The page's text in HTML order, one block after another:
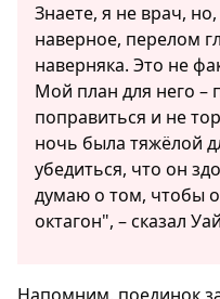
Знаете, я не врач, но,
наверное, перелом
наверняка. Это не
Мой план для него –
поправиться и не
ночь была тяжёлой
убедиться, что он
думаю о том, чтобы
октагон", – сказал